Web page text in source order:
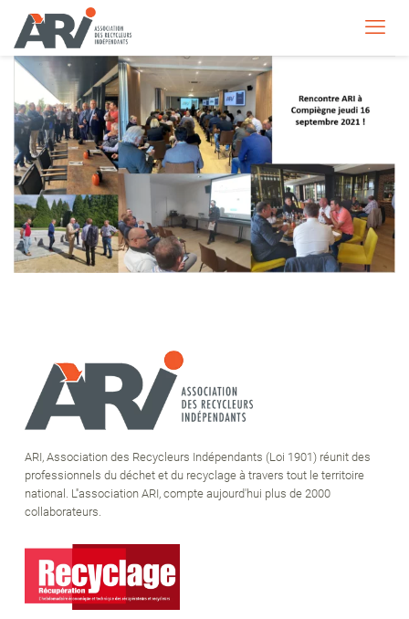
ARI, Association des Recycleurs Indépendants (Loi 1901) réunit des
professionnels du déchet et du recyclage à travers tout le territoire
national. L''association ARI, compte aujourd'hui plus de 2000
collaborateurs.